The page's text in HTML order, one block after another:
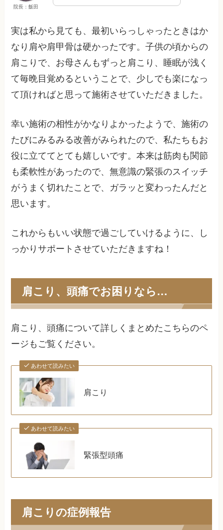
院長：飯田
実は私から見ても、最初いらっしゃったときはか
なり肩や肩甲骨は硬かったです。子供の頃からの
肩こりで、お母さんもずっと肩こり、睡眠が浅く
て毎晩目覚めるということで、少しでも楽になっ
て頂ければと思って施術させていただきました。
幸い施術の相性がかなりよかったようで、施術の
たびにみるみる改善がみられたので、私たちもお
役に立ててとても嬉しいです。本来は筋肉も関節
も柔軟性があったので、無意識の緊張のスイッチ
がうまく切れたことで、ガラッと変わったんだと
思います。
これからもいい状態で過ごしていけるように、し
っかりサポートさせていただきますね！
肩こり、頭痛でお困りなら…
肩こり、頭痛について詳しくまとめたこちらのペ
ージもご覧ください。
あわせて読みたい
肩こり
あわせて読みたい
緊張型頭痛
肩こりの症例報告